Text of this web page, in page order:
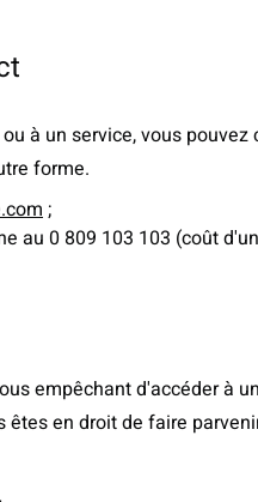
à un service, vous
forme.
;
au 0 809 103 103 (coût
empêchant d'accéder à
en droit de faire